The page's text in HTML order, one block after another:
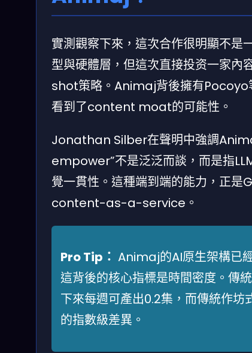
實測觀察下來，這次合作很明顯不
型與硬體層，但這次直接投资一家
shot策略。Animaj背後擁有Pocoyo
看到了content moat的可能性。
Jonathan Silber在聲明中強調
empower”不是泛泛而談，而是指
覺一貫性。這種端到端的能力，正
content-as-a-service。
Pro Tip： Animaj的AI原生架構已
這背後的核心指標是時間密度。傳
下來每週可產出0.2集，而傳統作
的指數級差異。